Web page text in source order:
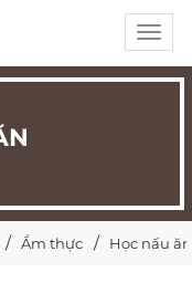
Ẩm thực Học nấu ăn